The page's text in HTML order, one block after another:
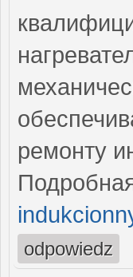
ремонту
odpowiedz